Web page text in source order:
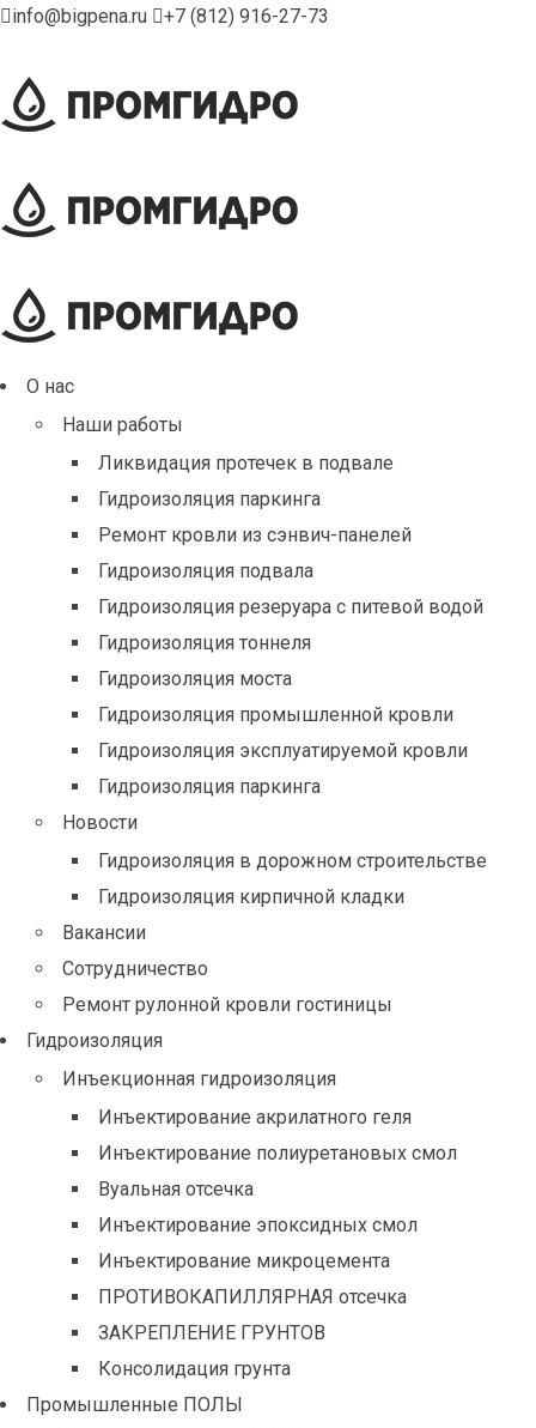
info@bigpena.ru +7 (812) 916-27-73
О нас
Наши работы
Ликвидация протечек в подвале
Гидроизоляция паркинга
Ремонт кровли из сэнвич-панелей
Гидроизоляция подвала
Гидроизоляция резеруара с питевой водой
Гидроизоляция тоннеля
Гидроизоляция моста
Гидроизоляция промышленной кровли
Гидроизоляция эксплуатируемой кровли
Гидроизоляция паркинга
Новости
Гидроизоляция в дорожном строительстве
Гидроизоляция кирпичной кладки
Вакансии
Сотрудничество
Ремонт рулонной кровли гостиницы
Гидроизоляция
Инъекционная гидроизоляция
Инъектирование акрилатного геля
Инъектирование полиуретановых смол
Вуальная отсечка
Инъектирование эпоксидных смол
Инъектирование микроцемента
ПРОТИВОКАПИЛЛЯРНАЯ отсечка
ЗАКРЕПЛЕНИЕ ГРУНТОВ
Консолидация грунта
Промышленные ПОЛЫ